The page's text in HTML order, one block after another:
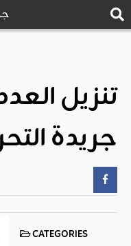
جريدة
CATEGORIES